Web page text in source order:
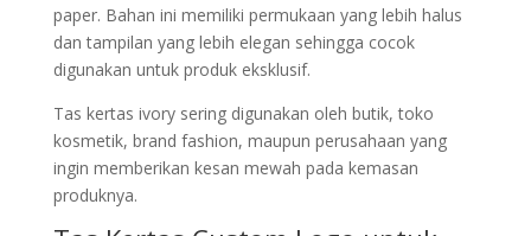
paper. Bahan ini memiliki permukaan yang lebih halus
dan tampilan yang lebih elegan sehingga cocok
digunakan untuk produk eksklusif.
Tas kertas ivory sering digunakan oleh butik, toko
kosmetik, brand fashion, maupun perusahaan yang
ingin memberikan kesan mewah pada kemasan
produknya.